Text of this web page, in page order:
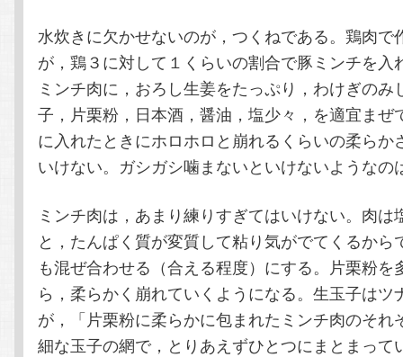
水炊きに欠かせないのが，つくねである。鶏肉で
が，鶏３に対して１くらいの割合で豚ミンチを入
ミンチ肉に，おろし生姜をたっぷり，わけぎのみ
子，片栗粉，日本酒，醤油，塩少々，を適宜まぜ
に入れたときにホロホロと崩れるくらいの柔らか
いけない。ガシガシ噛まないといけないようなの
ミンチ肉は，あまり練りすぎてはいけない。肉は
と，たんぱく質が変質して粘り気がでてくるから
も混ぜ合わせる（合える程度）にする。片栗粉を
ら，柔らかく崩れていくようになる。生玉子はツ
が，「片栗粉に柔らかに包まれたミンチ肉のそれ
細な玉子の網で，とりあえずひとつにまとまって